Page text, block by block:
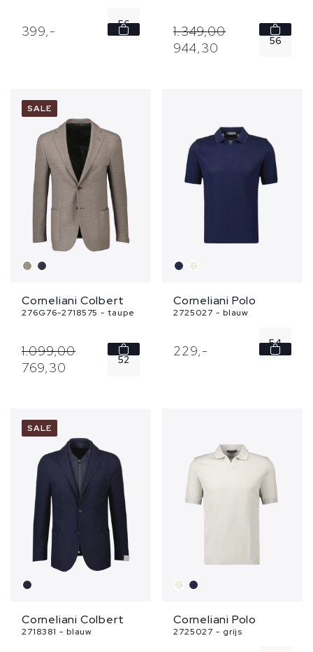
399,- 56 1.349,00
944,30 56
SALE
Corneliani Colbert
276G76-2718575 - taupe
1.099,00
769,30 52
Corneliani Polo
2725027 - blauw
229,- 54
SALE
Corneliani Colbert
2718381 - blauw
Corneliani Polo
2725027 - grijs